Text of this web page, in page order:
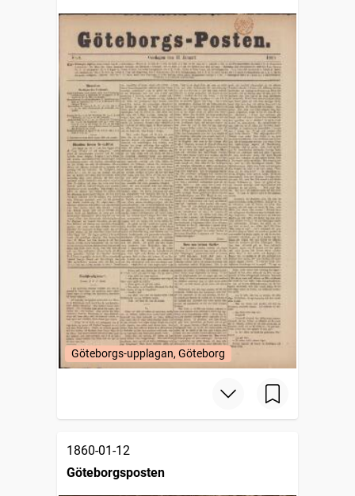
Göteborgs-upplagan, Göteborg
1860-01-12
Göteborgsposten